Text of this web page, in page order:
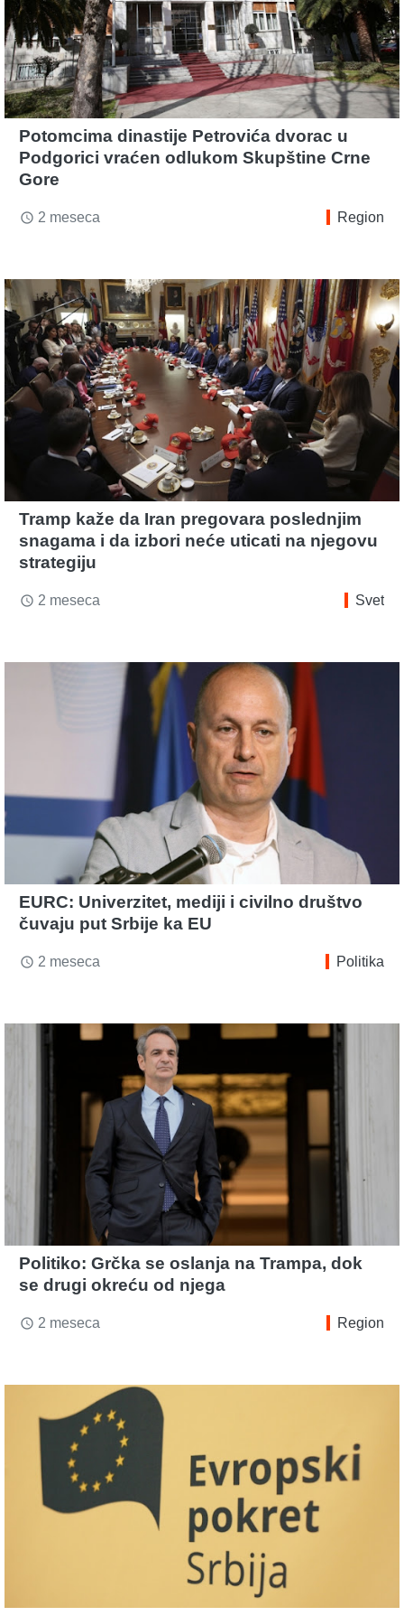
Potomcima dinastije Petrovića dvorac u
Podgorici vraćen odlukom Skupštine Crne
Gore
access_time 2 meseca Region
Tramp kaže da Iran pregovara poslednjim
snagama i da izbori neće uticati na njegovu
strategiju
access_time 2 meseca Svet
EURC: Univerzitet, mediji i civilno društvo
čuvaju put Srbije ka EU
access_time 2 meseca Politika
Politiko: Grčka se oslanja na Trampa, dok
se drugi okreću od njega
access_time 2 meseca Region